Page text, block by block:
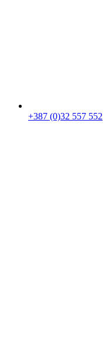
+387 (0)32 557 552